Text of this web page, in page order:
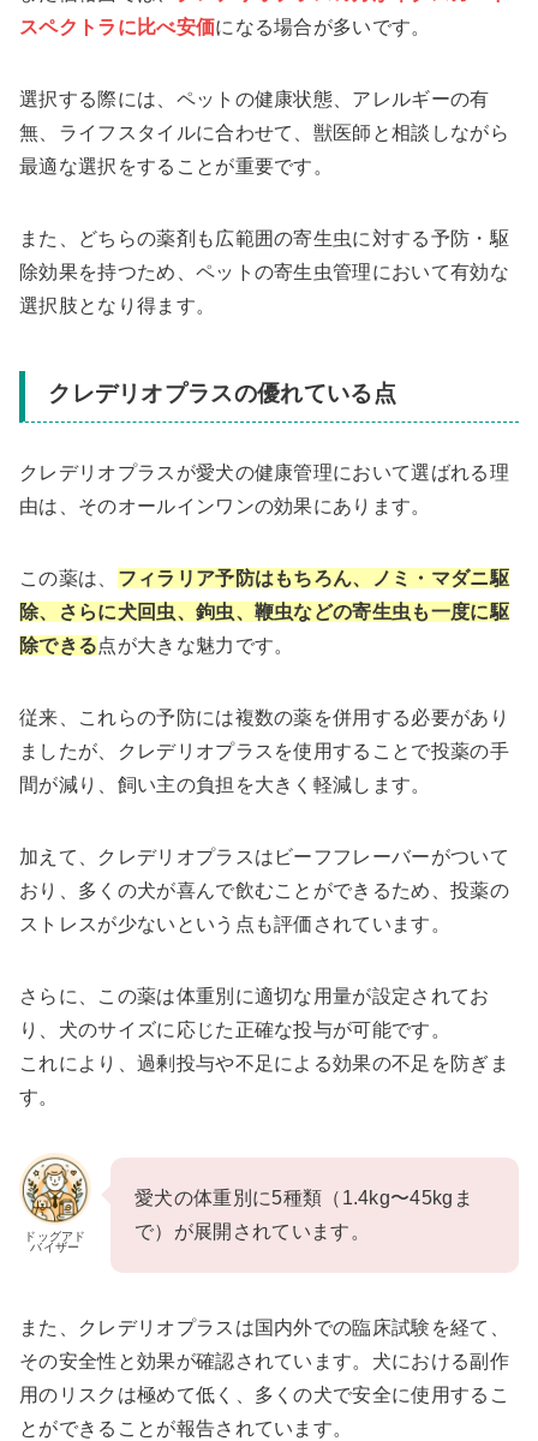
スペクトラに比べ安価になる場合が多いです。
選択する際には、ペットの健康状態、アレルギーの有
無、ライフスタイルに合わせて、獣医師と相談しながら
最適な選択をすることが重要です。
また、どちらの薬剤も広範囲の寄生虫に対する予防・駆
除効果を持つため、ペットの寄生虫管理において有効な
選択肢となり得ます。
クレデリオプラスの優れている点
クレデリオプラスが愛犬の健康管理において選ばれる理
由は、そのオールインワンの効果にあります。
この薬は、 フィラリア予防はもちろん、ノミ・マダニ駆
除、さらに犬回虫、鉤虫、鞭虫などの寄生虫も一度に駆
除できる点が大きな魅力です。
従来、これらの予防には複数の薬を併用する必要があり
ましたが、クレデリオプラスを使用することで投薬の手
間が減り、飼い主の負担を大きく軽減します。
加えて、クレデリオプラスはビーフフレーバーがついて
おり、多くの犬が喜んで飲むことができるため、投薬の
ストレスが少ないという点も評価されています。
さらに、この薬は体重別に適切な用量が設定されてお
り、犬のサイズに応じた正確な投与が可能です。
これにより、過剰投与や不足による効果の不足を防ぎま
す。
ドッグアド
バイザー
愛犬の体重別に5種類（1.4kg〜45kgま
で）が展開されています。
また、クレデリオプラスは国内外での臨床試験を経て、
その安全性と効果が確認されています。犬における副作
用のリスクは極めて低く、多くの犬で安全に使用するこ
とができることが報告されています。